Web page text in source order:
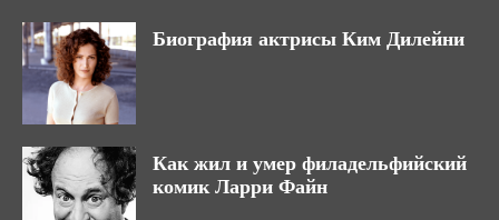
Биография актрисы Ким Дилейни
Как жил и умер филадельфийский
комик Ларри Файн